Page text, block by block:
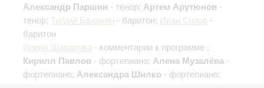
Александр Паршин - тенор; Артем Арутюнов -
тенор; Тигрий Бажакин - баритон; Иван Сизов -
баритон
Ирина Шарапова - комментарии к программе ;
Кирилл Павлов - фортепиано; Алена Музалёва -
фортепиано; Александра Шилко - фортепиано;